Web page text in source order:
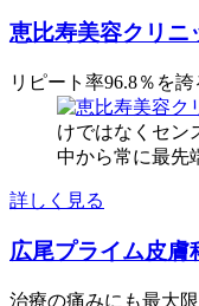
恵比寿美容クリニ
リピート率96.8％を誇
けではなくセン
中から常に最先
詳しく見る
広尾プライム皮膚
治療の痛みにも最大